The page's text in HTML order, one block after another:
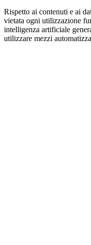
Rispetto ai contenuti e ai
vietata ogni utilizzazione
intelligenza artificiale
utilizzare mezzi